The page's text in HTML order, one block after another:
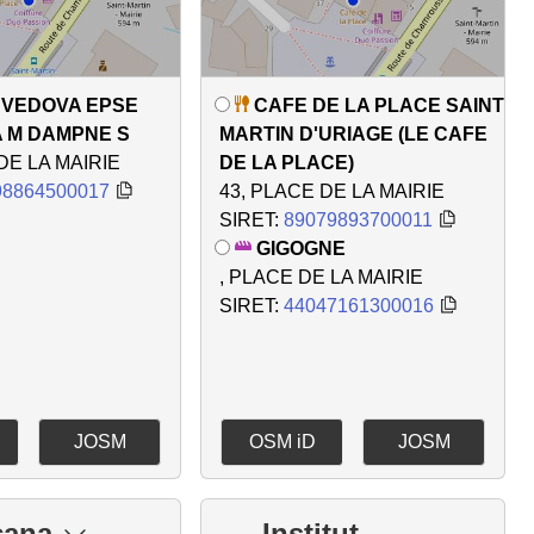
EPSE
M DAMPNE S
LA MAIRIE
JOSM
CAFE DE LA PLACE SAINT
MARTIN D'URIAGE (LE CAFE
DE LA PLACE)
43, PLACE DE LA MAIRIE
SIRET: 89079893700011
GIGOGNE
, PLACE DE LA MAIRIE
SIRET: 44047161300016
OSM iD JOSM